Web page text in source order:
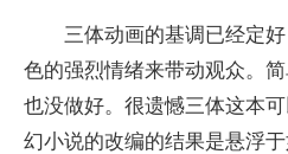
三体动画的基调已经定
色的强烈情绪来带动观众。
也没做好。很遗憾三体这本
幻小说的改编的结果是悬浮